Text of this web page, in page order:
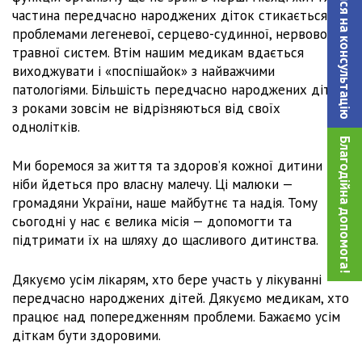
Благодійна допомога!
частина передчасно народжених діток стикається з
проблемами легеневої, серцево-судинної, нервової та
травної систем. Втім нашим медикам вдається
виходжувати і «поспішайок» з найважчими
патологіями. Більшість передчасно народжених дітей
з роками зовсім не відрізняються від своїх
однолітків.
Ми боремося за життя та здоров’я кожної дитини так,
ніби йдеться про власну малечу. Ці малюки —
громадяни України, наше майбутнє та надія. Тому
сьогодні у нас є велика місія — допомогти та
підтримати їх на шляху до щасливого дитинства.
Дякуємо усім лікарям, хто бере участь у лікуванні
передчасно народжених дітей. Дякуємо медикам, хто
працює над попередженням проблеми. Бажаємо усім
діткам бути здоровими.